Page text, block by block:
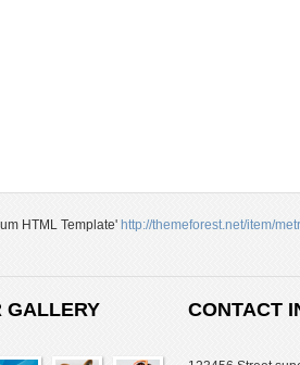
HTML Template' http://themeforest.net/item/
GALLERY CONTACT